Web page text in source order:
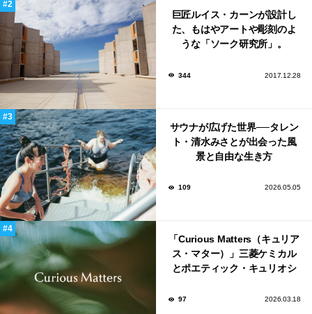
巨匠ルイス・カーンが設計し
た、もはやアートや彫刻のよ
うな「ソーク研究所」。
344 2017.12.28
サウナが広げた世界──タレン
ト・清水みさとが出会った風
景と自由な生き方
109 2026.05.05
「Curious Matters（キュリア
ス・マター）」三菱ケミカル
とポエティック・キュリオシ
ンウィーク2026で初出展
97 2026.03.18